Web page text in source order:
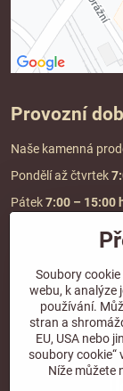
Provozní
Naše kamenná
Pondělí až čtvrtek
Pátek7:00 – 15:00
Doprava a
DOPRAVA ZDARMA
při objednávce nad
*Nevztahuje se na
Soubory
webu, k analýze
používání.
stran a
EU, USA nebo
soubory cookie“
Níže můžete